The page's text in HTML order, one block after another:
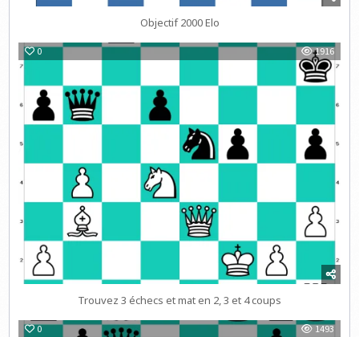
Objectif 2000 Elo
0 1916
Trouvez 3 échecs et mat en 2, 3 et 4 coups
0 1493